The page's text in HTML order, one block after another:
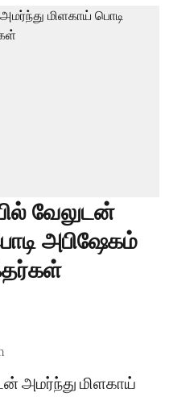
வேலுடன்
அபிஷேகம்
அமர்ந்து மிளகாய்